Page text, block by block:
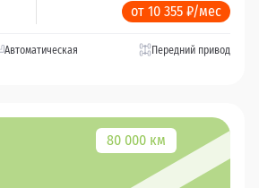
от 10 355 ₽/мес
Автоматическая Передний привод
80 000 км